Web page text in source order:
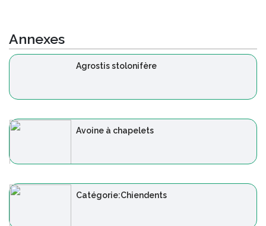
Annexes
Agrostis stolonifère
Avoine à chapelets
Catégorie:Chiendents